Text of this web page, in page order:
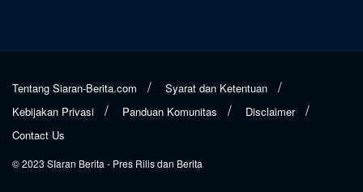
Tentang Siaran-Berita.com
Syarat dan Ketentuan
Kebijakan Privasi
Panduan Komunitas
Disclaimer
Contact Us
© 2023 SIaran Berita- Pres Rilis dan Berita